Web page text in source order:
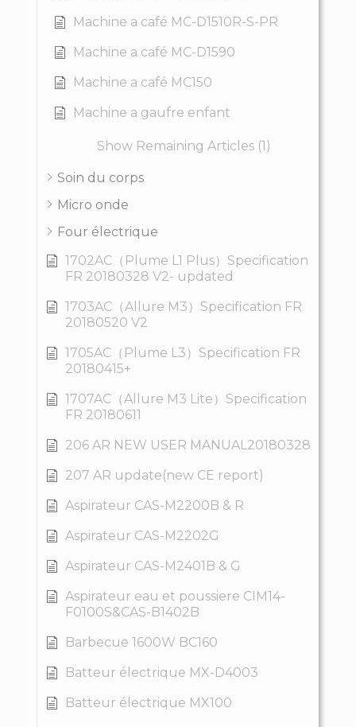
Machine a café MC-D1510R-S-PR
Machine a café MC-D1590
Machine a café MC150
Machine a gaufre enfant
Show Remaining Articles (1)
Soin du corps
Micro onde
Four électrique
1702AC（Plume L1 Plus）Specification
FR 20180328 V2- updated
1703AC（Allure M3）Specification FR
20180520 V2
1705AC（Plume L3）Specification FR
20180415+
1707AC（Allure M3 Lite）Specification
FR 20180611
206 AR NEW USER MANUAL20180328
207 AR update(new CE report)
Aspirateur CAS-M2200B & R
Aspirateur CAS-M2202G
Aspirateur CAS-M2401B & G
Aspirateur eau et poussiere CIM14-
F0100S&CAS-B1402B
Barbecue 1600W BC160
Batteur électrique MX-D4003
Batteur électrique MX100